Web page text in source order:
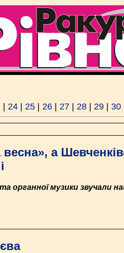
24 25 26 27 28 29 30
а
органної музики звучали